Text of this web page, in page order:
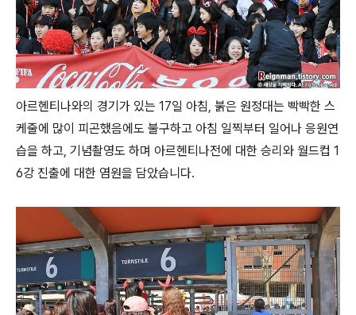
아르헨티나와의 경기가 있는 17일 아침, 붉은 원정대는 빡빡한 스
케줄에 많이 피곤했음에도 불구하고 아침 일찍부터 일어나 응원연
습을 하고, 기념촬영도 하며 아르헨티나전에 대한 승리와 월드컵 1
6강 진출에 대한 염원을 담았습니다.